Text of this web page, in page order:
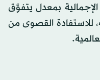
الإجمالية بمعدل يتفوَّق
للاستفادة القصوى من